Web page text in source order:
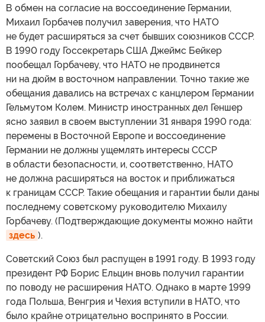
В обмен на согласие на воссоединение Германии,
Михаил Горбачев получил заверения, что НАТО
не будет расширяться за счет бывших союзников СССР.
В 1990 году Госсекретарь США Джеймс Бейкер
пообещал Горбачеву, что НАТО не продвинется
ни на дюйм в восточном направлении. Точно такие же
обещания давались на встречах с канцлером Германии
Гельмутом Колем. Министр иностранных дел Геншер
ясно заявил в своем выступлении 31 января 1990 года:
перемены в Восточной Европе и воссоединение
Германии не должны ущемлять интересы СССР
в области безопасности, и, соответственно, НАТО
не должна расширяться на восток и приближаться
к границам СССР. Такие обещания и гарантии были даны
последнему советскому руководителю Михаилу
Горбачеву. (Подтверждающие документы можно найти
здесь ).
Советский Союз был распущен в 1991 году. В 1993 году
президент РФ Борис Ельцин вновь получил гарантии
по поводу не расширения НАТО. Однако в марте 1999
года Польша, Венгрия и Чехия вступили в НАТО, что
было крайне отрицательно воспринято в России.